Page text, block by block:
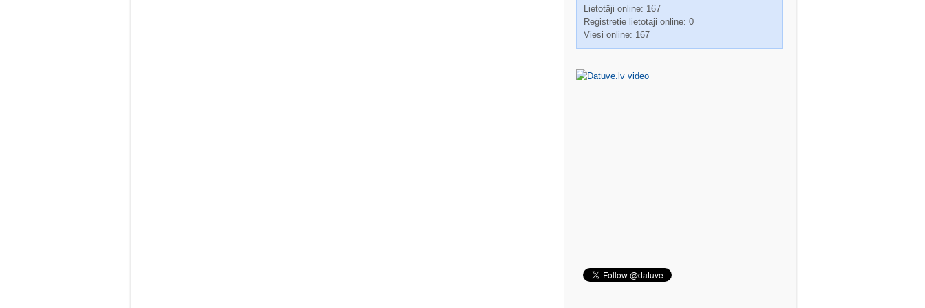
Lietotāji online: 167
Reģistrētie lietotāji online: 0
Viesi online: 167